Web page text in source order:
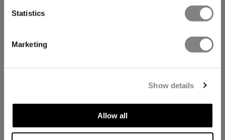
Statistics
Marketing
Show details
Allow all